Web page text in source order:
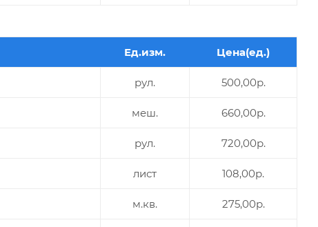
Ед.изм. Цена(ед.)
рул. 500,00р.
меш. 660,00р.
рул. 720,00р.
лист 108,00р.
м.кв. 275,00р.